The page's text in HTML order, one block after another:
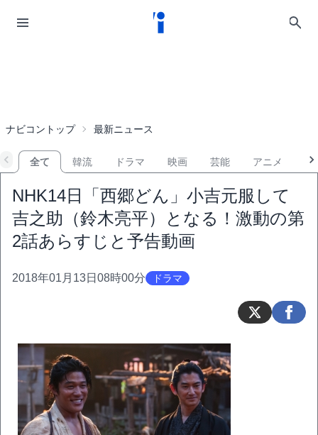
ナビコントップ 最新ニュース
全て 韓流 ドラマ 映画 芸能 アニメ
NHK14日「西郷どん」小吉元服して
吉之助（鈴木亮平）となる！激動の第
2話あらすじと予告動画
2018年01月13日08時00分 ドラマ